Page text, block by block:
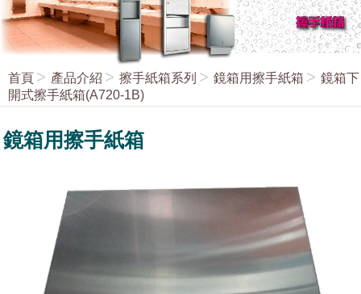
首頁 產品介紹 擦手紙箱系列 鏡箱用擦手紙箱
鏡箱下
開式擦手紙箱(A720-1B)
鏡箱用擦手紙箱